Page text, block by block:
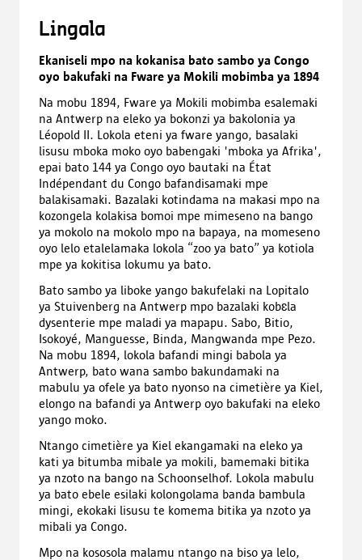
Lingala
Ekaniseli mpo na kokanisa bato sambo ya Congo
oyo bakufaki na Fware ya Mokili mobimba ya 1894
Na mobu 1894, Fware ya Mokili mobimba esalemaki
na Antwerp na eleko ya bokonzi ya bakolonia ya
Léopold II. Lokola eteni ya fware yango, basalaki
lisusu mboka moko oyo babengaki 'mboka ya Afrika',
epai bato 144 ya Congo oyo bautaki na État
Indépendant du Congo bafandisamaki mpe
balakisamaki. Bazalaki kotindama na makasi mpo na
kozongela kolakisa bomoi mpe mimeseno na bango
ya mokolo na mokolo mpo na bapaya, na momeseno
oyo lelo etalelamaka lokola “zoo ya bato” ya kotiola
mpe ya kokitisa lokumu ya bato.
Bato sambo ya liboke yango bakufelaki na Lopitalo
ya Stuivenberg na Antwerp mpo bazalaki kobɛla
dysenterie mpe maladi ya mapapu. Sabo, Bitio,
Isokoyé, Manguesse, Binda, Mangwanda mpe Pezo.
Na mobu 1894, lokola bafandi mingi babola ya
Antwerp, bato wana sambo bakundamaki na
mabulu ya ofele ya bato nyonso na cimetière ya Kiel,
elongo na bafandi ya Antwerp oyo bakufaki na eleko
yango moko.
Ntango cimetière ya Kiel ekangamaki na eleko ya
kati ya bitumba mibale ya mokili, bamemaki bitika
ya nzoto na bango na Schoonselhof. Lokola mabulu
ya bato ebele esilaki kolongolama banda bambula
mingi, ekokaki lisusu te komema bitika ya nzoto ya
mibali ya Congo.
Mpo na kososola malamu ntango na biso ya lelo,